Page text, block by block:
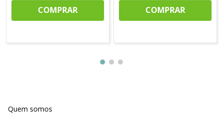
COMPRAR COMPRAR
Quem somos